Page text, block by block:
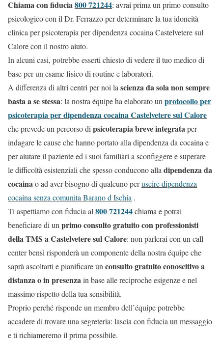
Chiama con fiducia800 721244: avrai prima un primo consulto
psicologico con il Dr. Ferrazzo per determinare la tua idoneità
clinica per psicoterapia per dipendenza cocaina Castelvetere sul
Calore con il nostro aiuto.
In alcuni casi, potrebbe esserti chiesto di vedere il tuo medico di
base per un esame fisico di routine e laboratori.
A differenza di altri centri per noi lascienza da sola non sempre
basta a se stessa: la nostra équipe ha elaborato unprotocollo per
psicoterapia per dipendenza cocaina Castelvetere sul Calore
che prevede un percorso dipsicoterapia breve integrataper
indagare le cause che hanno portato alla dipendenza da cocaina e
per aiutare il paziente ed i suoi familiari a sconfiggere e superare
le difficoltà esistenziali che spesso conducono alladipendenza da
cocainao ad aver bisogno di qualcuno peruscire dipendenza
cocaina senza comunita Barano d Ischia .
Ti aspettiamo con fiducia al800 721244chiama e potrai
beneficiare di unprimo consulto gratuito con professionisti
della TMS a Castelvetere sul Calore: non parlerai con un call
center bensì risponderà un componente della nostra équipe che
saprà ascoltarti e pianificare unconsulto gratuito conoscitivo a
distanza o in presenzain base alle reciproche esigenze e nel
massimo rispetto della tua sensibilità.
Proprio perché risponde un membro dell’équipe potrebbe
accadere di trovare una segreteria: lascia con fiducia un messaggio
e ti richiameremo il prima possibile.